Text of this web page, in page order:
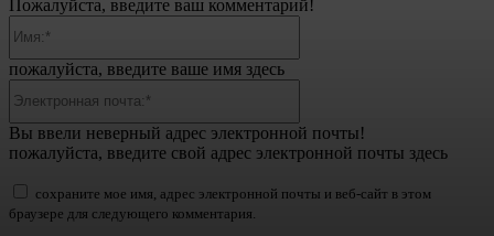
Пожалуйста, введите ваш комментарий!
пожалуйста, введите ваше имя здесь
Вы ввели неверный адрес электронной почты!
пожалуйста, введите свой адрес электронной почты здесь
сохраните мое имя, адрес электронной почты и веб-сайт в этом
браузере для следующего комментария.